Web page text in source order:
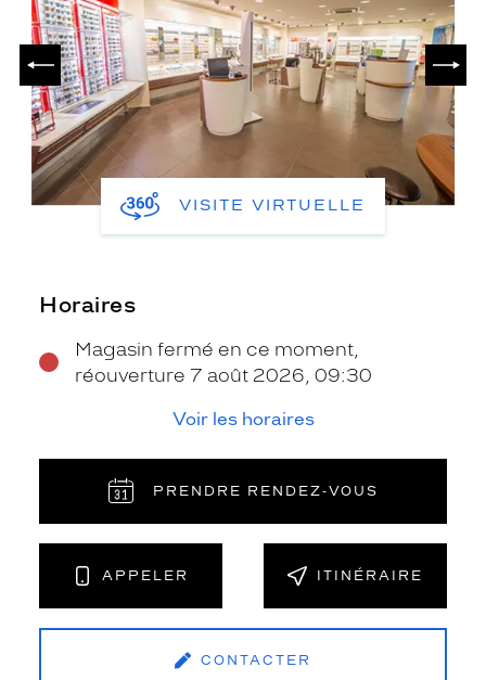
PRÉCÉDENT
VISITE VIRTUELLE
Horaires
Magasin fermé en ce moment,
réouverture 7 août 2026, 09:30
Voir les horaires
PRENDRE RENDEZ‑VOUS
APPELER ITINÉRAIRE
CONTACTER